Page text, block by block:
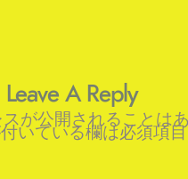
Leave A Reply
スが公開されることは
いている欄は必須項